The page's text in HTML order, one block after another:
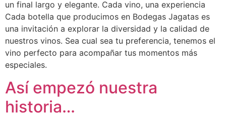
un final largo y elegante. Cada vino, una experiencia
Cada botella que producimos en Bodegas Jagatas es
una invitación a explorar la diversidad y la calidad de
nuestros vinos. Sea cual sea tu preferencia, tenemos el
vino perfecto para acompañar tus momentos más
especiales.
Así empezó nuestra
historia…